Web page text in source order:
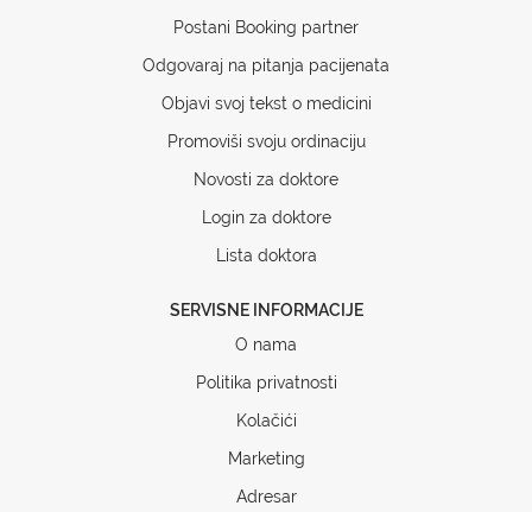
Postani Booking partner
Odgovaraj na pitanja pacijenata
Objavi svoj tekst o medicini
Promoviši svoju ordinaciju
Novosti za doktore
Login za doktore
Lista doktora
SERVISNE INFORMACIJE
O nama
Politika privatnosti
Kolačići
Marketing
Adresar